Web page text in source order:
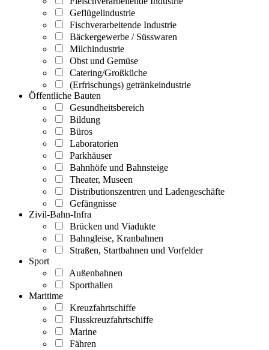
Geflügelindustrie
Fischverarbeitende Industrie
Bäckergewerbe / Süsswaren
Milchindustrie
Obst und Gemüse
Catering/Großküche
(Erfrischungs) getränkeindustrie
Öffentliche Bauten
Gesundheitsbereich
Bildung
Büros
Laboratorien
Parkhäuser
Bahnhöfe und Bahnsteige
Theater, Museen
Distributionszentren und Ladengeschäfte
Gefängnisse
Zivil-Bahn-Infra
Brücken und Viadukte
Bahngleise, Kranbahnen
Straßen, Startbahnen und Vorfelder
Sport
Außenbahnen
Sporthallen
Maritime
Kreuzfahrtschiffe
Flusskreuzfahrtschiffe
Marine
Fähren